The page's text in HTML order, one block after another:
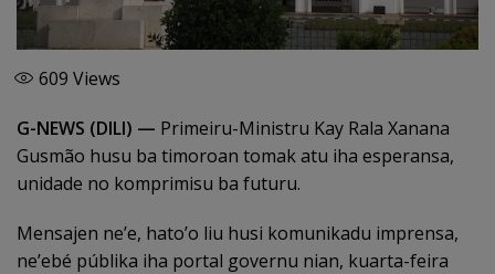
609 Views
G-NEWS (DILI) — Primeiru-Ministru Kay Rala Xanana
Gusmão husu ba timoroan tomak atu iha esperansa,
unidade no komprimisu ba futuru.
Mensajen ne’e, hato’o liu husi komunikadu imprensa,
ne’ebé públika iha portal governu nian, kuarta-feira